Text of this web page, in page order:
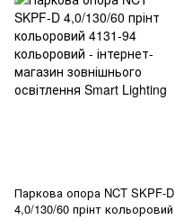
Паркова опора NCT SKPF-D
4,0/130/60 прінт кольоровий